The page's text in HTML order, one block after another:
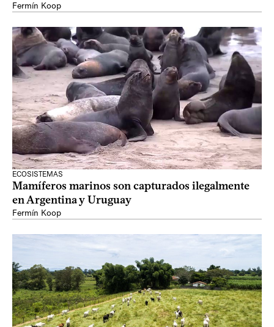
Fermín Koop
ECOSISTEMAS
Mamíferos marinos son capturados ilegalmente
en Argentina y Uruguay
Fermín Koop